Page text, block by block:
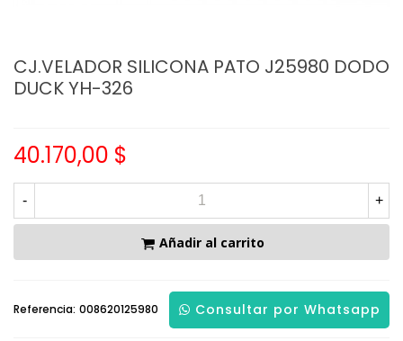
CJ.VELADOR SILICONA PATO J25980 DODO
DUCK YH-326
40.170,00 $
- +
Añadir al carrito
Referencia: 008620125980 Consultar por Whatsapp